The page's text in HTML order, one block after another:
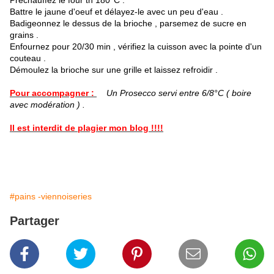
Battre le jaune d'oeuf et délayez-le avec un peu d'eau .
Badigeonnez le dessus de la brioche , parsemez de sucre en
grains .
Enfournez pour 20/30 min , vérifiez la cuisson avec la pointe d'un
couteau .
Démoulez la brioche sur une grille et laissez refroidir .
Pour accompagner :
Un Prosecco servi entre 6/8°C ( boire
avec modération ) .
Il est interdit de plagier mon blog !!!!
#pains -viennoiseries
Partager